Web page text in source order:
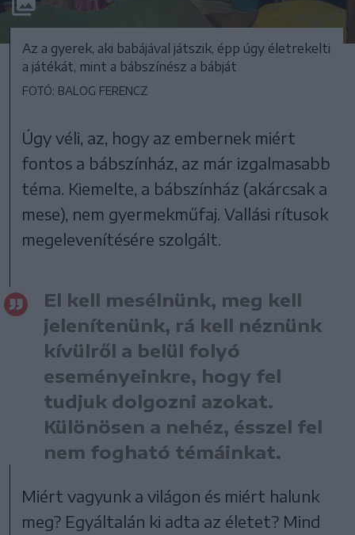
Az a gyerek, aki babájával játszik, épp úgy életrekelti
a játékát, mint a bábszínész a bábját
FOTÓ: BALOG FERENCZ
Úgy véli, az, hogy az embernek miért
fontos a bábszínház, az már izgalmasabb
téma. Kiemelte, a bábszínház (akárcsak a
mese), nem gyermekműfaj. Vallási rítusok
megelevenítésére szolgált.
El kell mesélnünk, meg kell
jelenítenünk, rá kell néznünk
kívülről a belül folyó
eseményeinkre, hogy fel
tudjuk dolgozni azokat.
Különösen a nehéz, ésszel fel
nem fogható témáinkat.
Miért vagyunk a világon és miért halunk
meg? Egyáltalán ki adta az életet? Mind